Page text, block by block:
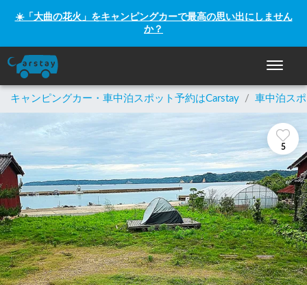
☀️「大曲の花火」をキャンピングカーで最高の思い出にしません
か？
ナビゲ
キャンピングカー・車中泊スポット予約はCarstay / 車中泊ス
5